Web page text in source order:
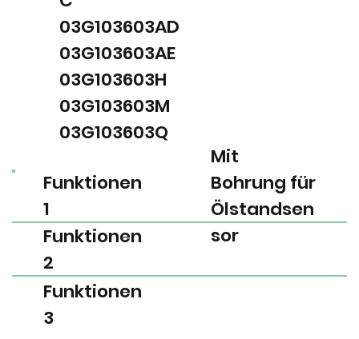
Funktionen
1
Funktionen
2
Funktionen
3
Mit
Bohrung für
Ölstandsen
sor
03G103603AD
03G103603AE
03G103603H
03G103603M
03G103603Q